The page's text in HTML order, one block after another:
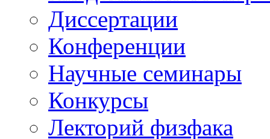
Диссертации
Конференции
Научные семинары
Конкурсы
Лекторий физфака